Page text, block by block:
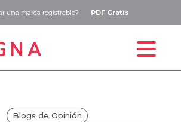
una marca registrable? PDF Gratis
Estudio de marca
Blogs de Opinión